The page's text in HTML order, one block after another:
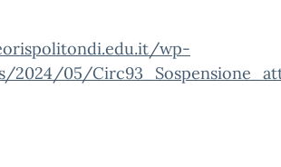
wp-
2024/05/